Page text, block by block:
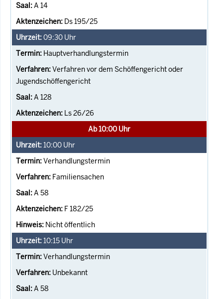
A 14
Ds 195/25
09:30 Uhr
Hauptverhandlungstermin
Verfahren vor dem Schöffengericht oder
Jugendschöffengericht
A 128
Ls 26/26
Ab 10:00 Uhr
10:00 Uhr
Verhandlungstermin
Familiensachen
A 58
F 182/25
Nicht öffentlich
10:15 Uhr
Verhandlungstermin
Unbekannt
A 58